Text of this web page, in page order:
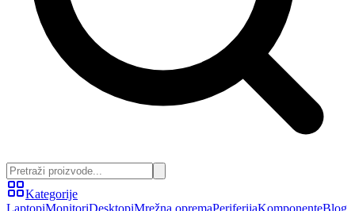
Kategorije
LaptopiMonitoriDesktopiMrežna opremaPeriferijaKomponenteBlog